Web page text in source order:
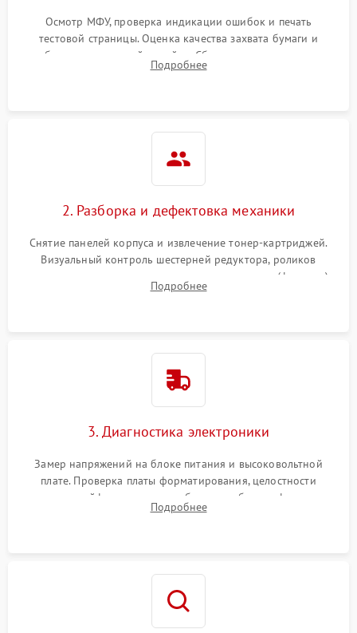
Осмотр МФУ, проверка индикации ошибок и печать
тестовой страницы. Оценка качества захвата бумаги и
работы сканирующей линейки. Сбор данных о замятиях,
дефектах изображения или посторонних шумах при работе.
Подробнее
2. Разборка и дефектовка механики
Снятие панелей корпуса и извлечение тонер-картриджей.
Визуальный контроль шестерней редуктора, роликов
захвата, термопленки и прижимного вала в печи (фьюзере).
Проверка оптики сканера на загрязнения.
Подробнее
3. Диагностика электроники
Замер напряжений на блоке питания и высоковольтной
плате. Проверка платы форматирования, целостности
плоских шлейфов сканера и работоспособности флажков и
оптопар (датчиков прохождения бумаги).
Подробнее